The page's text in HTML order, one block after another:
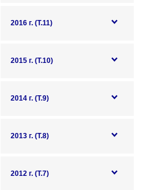
2016 г. (Т.11)
2015 г. (Т.10)
2014 г. (Т.9)
2013 г. (Т.8)
2012 г. (Т.7)